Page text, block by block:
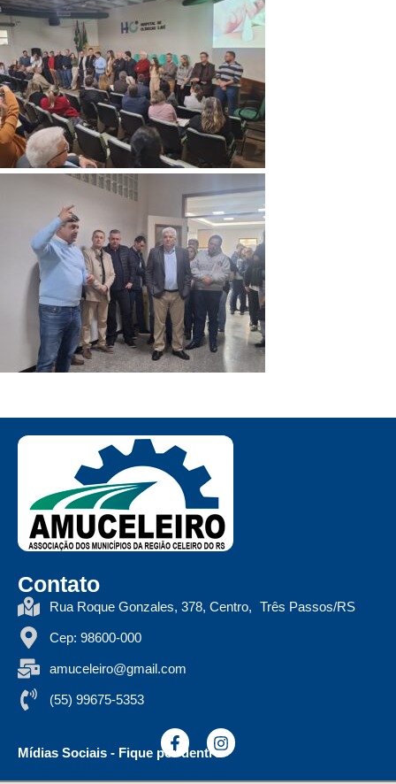
Contato
Rua Roque Gonzales, 378, Centro, Três Passos/RS
Cep: 98600-000
amuceleiro@gmail.com
(55) 99675-5353
Mídias Sociais - Fique por dentro